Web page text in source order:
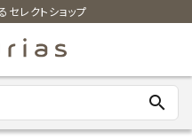
レクトショップ
search